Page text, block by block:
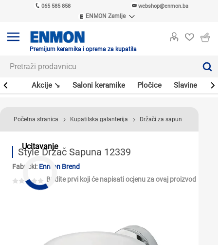
065 585 858 webshop@enmon.ba
ENMON Zemlje
ENMON MKD
Premijum keramika i oprema za kupatila
Akcije ↘ Saloni keramike Pločice Slavine
Ucitavanje
Početna stranica Kupatilska galanterija Držači za sapun
Style Držač Sapuna 12339
Fabrički: Enmon Brend
Budite prvi koji će napisati ocjenu za ovaj proizvod